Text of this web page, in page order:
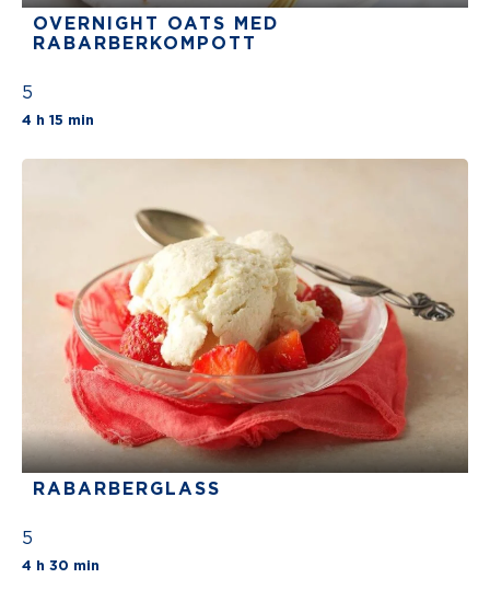
OVERNIGHT OATS MED
RABARBERKOMPOTT
5
4 h 15 min
RABARBERGLASS
5
4 h 30 min